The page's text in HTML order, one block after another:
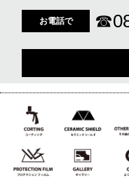
お電話で ☎